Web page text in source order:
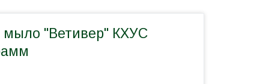
мыло "Ветивер" КХУС